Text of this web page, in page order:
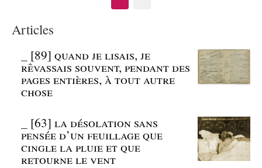
Articles
[89] quand je lisais, je
rêvassais souvent, pendant des
pages entières, à tout autre
chose
[63] la désolation sans
pensée d’un feuillage que
cingle la pluie et que
retourne le vent